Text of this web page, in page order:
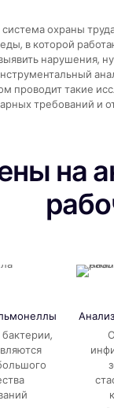
охраны
в которой
нарушения,
проводит такие
требований и
на